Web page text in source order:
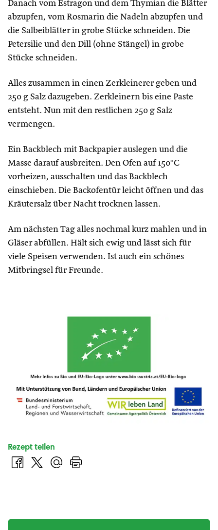
Danach vom Estragon und dem Thymian die Blätter
abzupfen, vom Rosmarin die Nadeln abzupfen und
die Salbeiblätter in grobe Stücke schneiden. Die
Petersilie und den Dill (ohne Stängel) in grobe
Stücke schneiden.
Alles zusammen in einen Zerkleinerer geben und
250 g Salz dazugeben. Zerkleinern bis eine Paste
entsteht. Nun mit den restlichen 250 g Salz
vermengen.
Ein Backblech mit Backpapier auslegen und die
Masse darauf ausbreiten. Den Ofen auf 150°C
vorheizen, ausschalten und das Backblech
einschieben. Die Backofentür leicht öffnen und das
Kräutersalz über Nacht trocknen lassen.
Am nächsten Tag alles nochmal kurz mahlen und in
Gläser abfüllen. Hält sich ewig und lässt sich für
viele Speisen verwenden. Ist auch ein schönes
Mitbringsel für Freunde.
Rezept teilen